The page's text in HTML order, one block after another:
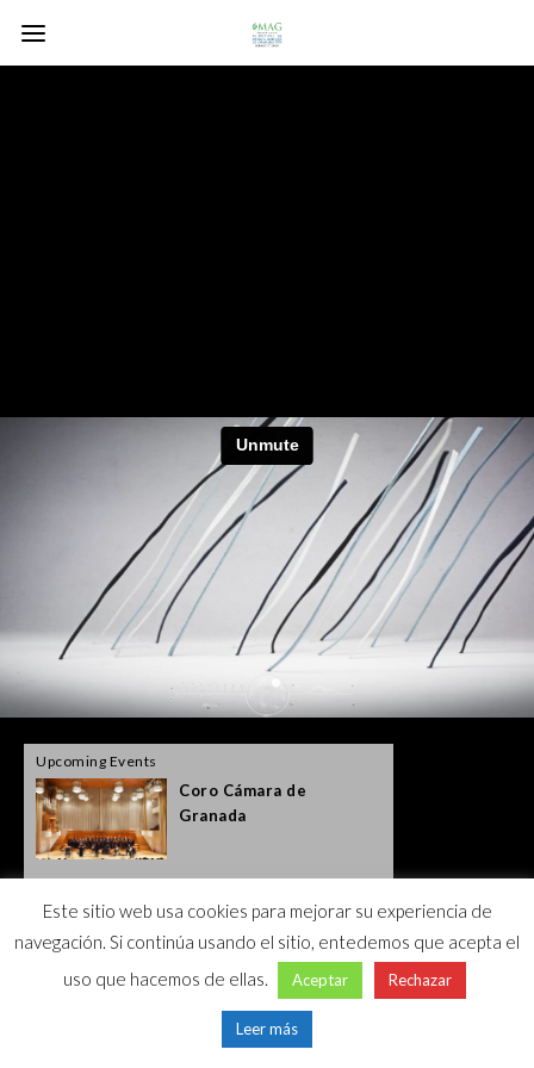
Upcoming Events
Coro Cámara de
Granada
Carmina Terrarum
Este sitio web usa cookies para mejorar su experiencia de
navegación. Si continúa usando el sitio, entedemos que acepta el
uso que hacemos de ellas.
Aceptar Rechazar
Leer más